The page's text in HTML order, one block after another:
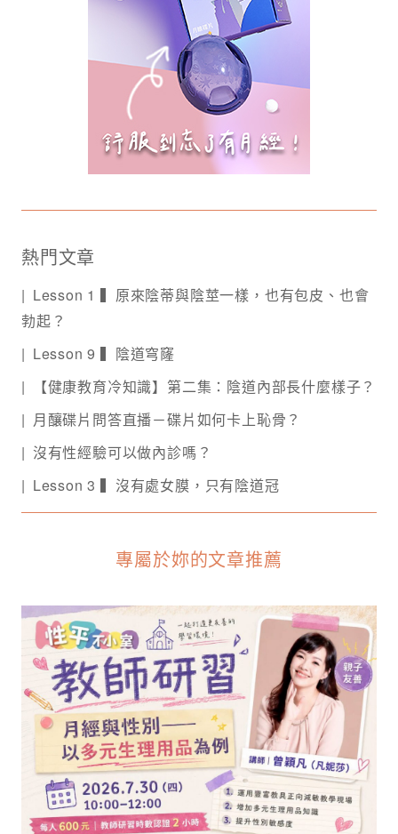
熱門文章
Lesson 1 ▍原來陰蒂與陰莖一樣，也有包皮、也會
勃起？
Lesson 9 ▍陰道穹窿
【健康教育冷知識】第二集：陰道內部長什麼樣子？
月釀碟片問答直播－碟片如何卡上恥骨？️
沒有性經驗可以做內診嗎？
Lesson 3 ▍沒有處女膜，只有陰道冠
專屬於妳的文章推薦